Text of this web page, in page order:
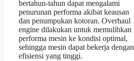
bertahun-tahun dapat mengalami
penurunan performa akibat keausan
dan penumpukan kotoran. Overhaul
engine dilakukan untuk memulihkan
performa mesin ke kondisi optimal,
sehingga mesin dapat bekerja dengan
efisiensi yang tinggi.